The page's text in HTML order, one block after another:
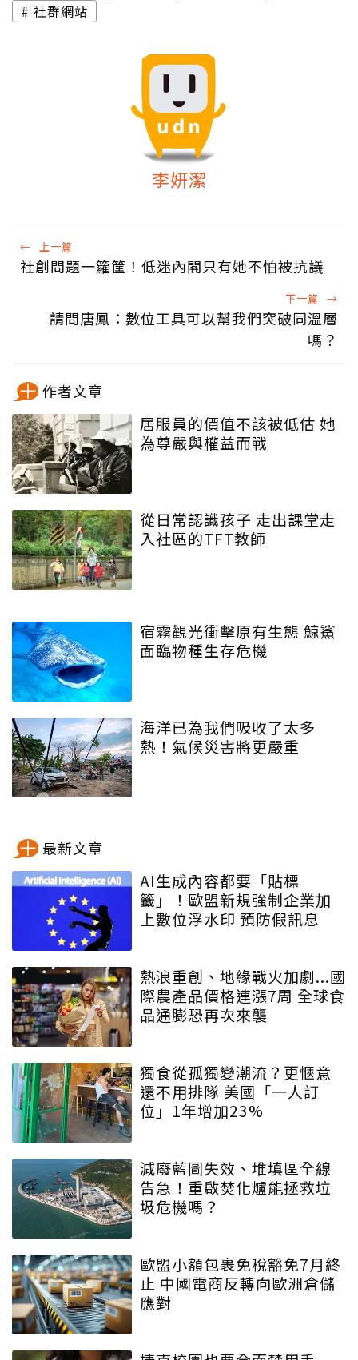
社群網站
李妍潔
← 上一篇
社創問題一籮筐！低迷內閣只有她不怕被抗議
下一篇 →
請問唐鳳：數位工具可以幫我們突破同溫層
嗎？
作者文章
居服員的價值不該被低估 她
為尊嚴與權益而戰
從日常認識孩子 走出課堂走
入社區的TFT教師
宿霧觀光衝擊原有生態 鯨鯊
面臨物種生存危機
海洋已為我們吸收了太多
熱！氣候災害將更嚴重
最新文章
AI生成內容都要「貼標
籤」！歐盟新規強制企業加
上數位浮水印 預防假訊息
熱浪重創、地緣戰火加劇...國
際農產品價格連漲7周 全球食
品通膨恐再次來襲
獨食從孤獨變潮流？更愜意
還不用排隊 美國「一人訂
位」1年增加23%
減廢藍圖失效、堆填區全線
告急！重啟焚化爐能拯救垃
圾危機嗎？
歐盟小額包裹免稅豁免7月終
止 中國電商反轉向歐洲倉儲
應對